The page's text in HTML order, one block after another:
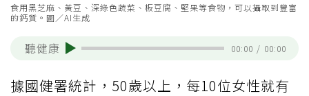
食用黑芝麻、黃豆、深綠色蔬菜、板豆腐、堅果等食物，可以攝取到豐富
的鈣質。圖／AI生成
聽健康 00:00 / 00:00
據國健署統計，50歲以上，每10位女性就有